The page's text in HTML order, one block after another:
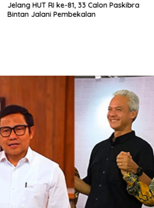
Jelang HUT RI ke-81, 33 Calon Paskibra
Bintan Jalani Pembekalan